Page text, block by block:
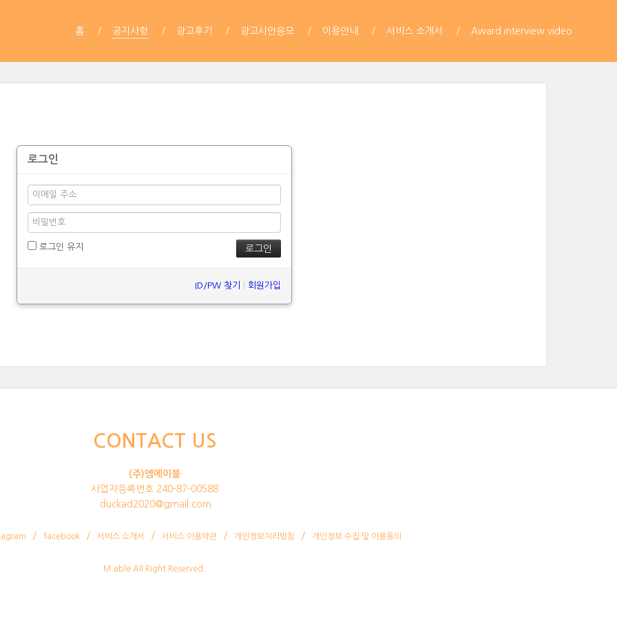
홈 공지사항 광고후기 광고시안응모 이용안내 서비스 소개서 Award interview video
로그인
로그인 유지
ID/PW 찾기 회원가입
CONTACT US
(주)엠에이블
사업자등록번호 240-87-00588
duckad2020@gmail.com
facebook 서비스 소개서 서비스 이용약관 개인정보처리방침 개인정보 수집 및 이용동의
M.able All Right Reserved.